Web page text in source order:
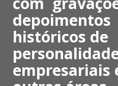
depoimentos
históricos de
empresariais